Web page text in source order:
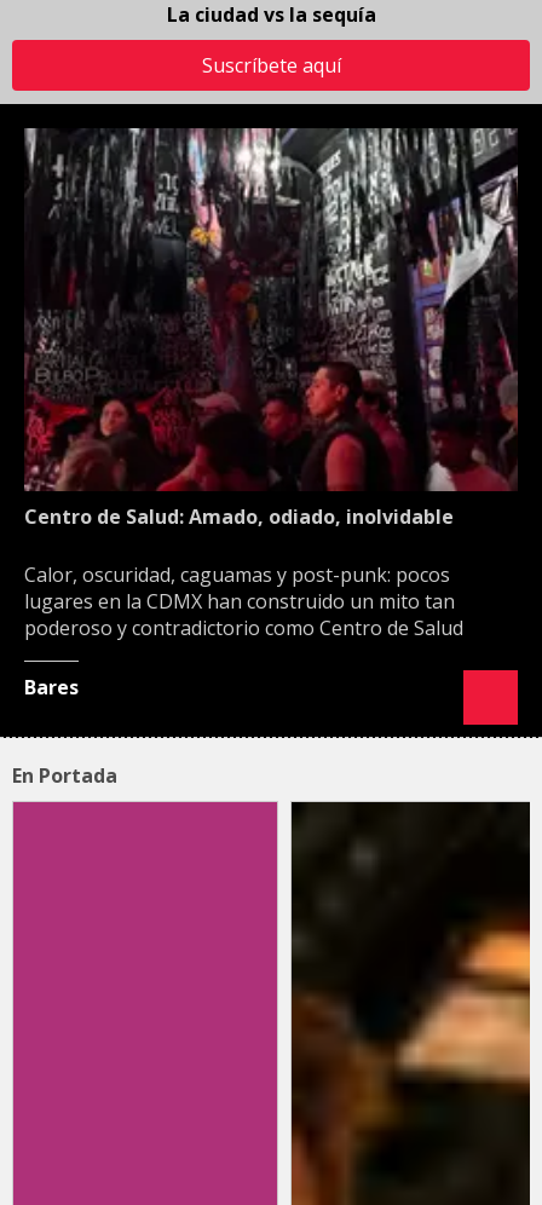
La ciudad vs la sequía
Suscríbete aquí
Centro de Salud: Amado, odiado, inolvidable
Calor, oscuridad, caguamas y post-punk: pocos
lugares en la CDMX han construido un mito tan
poderoso y contradictorio como Centro de Salud
Bares
En Portada